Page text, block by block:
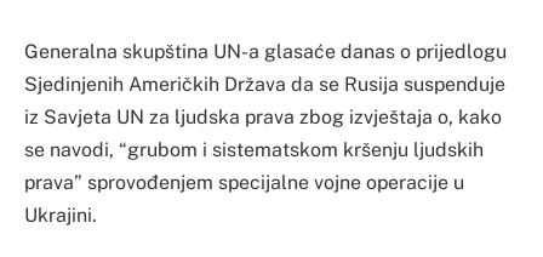
Generalna skupština UN-a glasaće danas o prijedlogu
Sjedinjenih Američkih Država da se Rusija suspenduje
iz Savjeta UN za ljudska prava zbog izvještaja o, kako
se navodi, “grubom i sistematskom kršenju ljudskih
prava” sprovođenjem specijalne vojne operacije u
Ukrajini.